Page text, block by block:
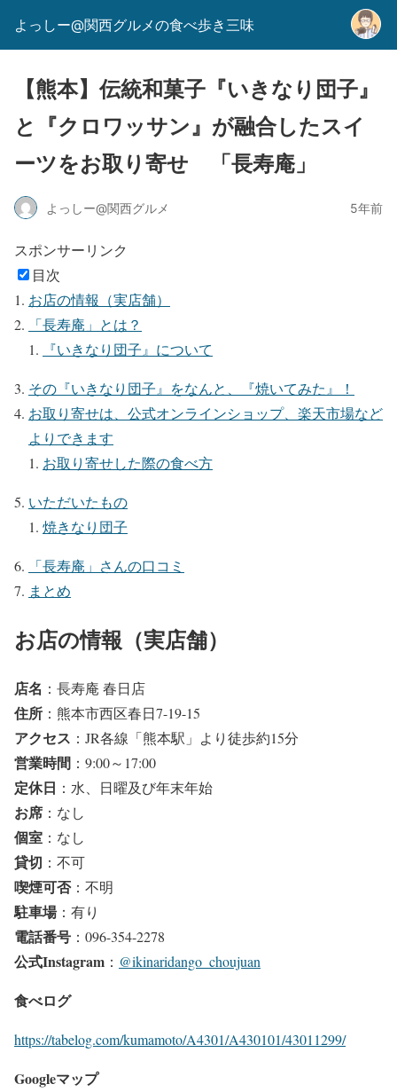
よっしー@関西グルメの食べ歩き三味
【熊本】伝統和菓子『いきなり団子』
と『クロワッサン』が融合したスイ
ーツをお取り寄せ 「長寿庵」
よっしー@関西グルメ 5年前
スポンサーリンク
目次
お店の情報（実店舗）
「長寿庵」とは？
『いきなり団子』について
その『いきなり団子』をなんと、『焼いてみた』！
お取り寄せは、公式オンラインショップ、楽天市場など
よりできます
お取り寄せした際の食べ方
いただいたもの
焼きなり団子
「長寿庵」さんの口コミ
まとめ
お店の情報（実店舗）
店名 ：長寿庵 春日店
住所 ：熊本市西区春日7-19-15
アクセス ：JR各線「熊本駅」より徒歩約15分
営業時間 ：9:00～17:00
定休日 ：水、日曜及び年末年始
お席 ：なし
個室 ：なし
貸切 ：不可
喫煙可否：不明
駐車場：有り
電話番号 ：096-354-2278
公式Instagram ： @ikinaridango_choujuan
食べログ
https://tabelog.com/kumamoto/A4301/A430101/43011299/
Googleマップ